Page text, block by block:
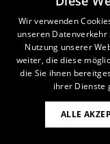
Wir verwenden
unseren
Nutzung unserer
weiter, die diese
die Sie ihnen
ihrer Dienste
ALLE